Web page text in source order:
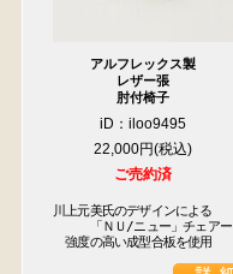
アルフレックス製
レザー張
肘付椅子
iD：iloo9495
22,000円
ご売約済
川上元美氏のデザインによる
「ＮＵ/ニュー」チェアー
強度の高い成型合板を使用